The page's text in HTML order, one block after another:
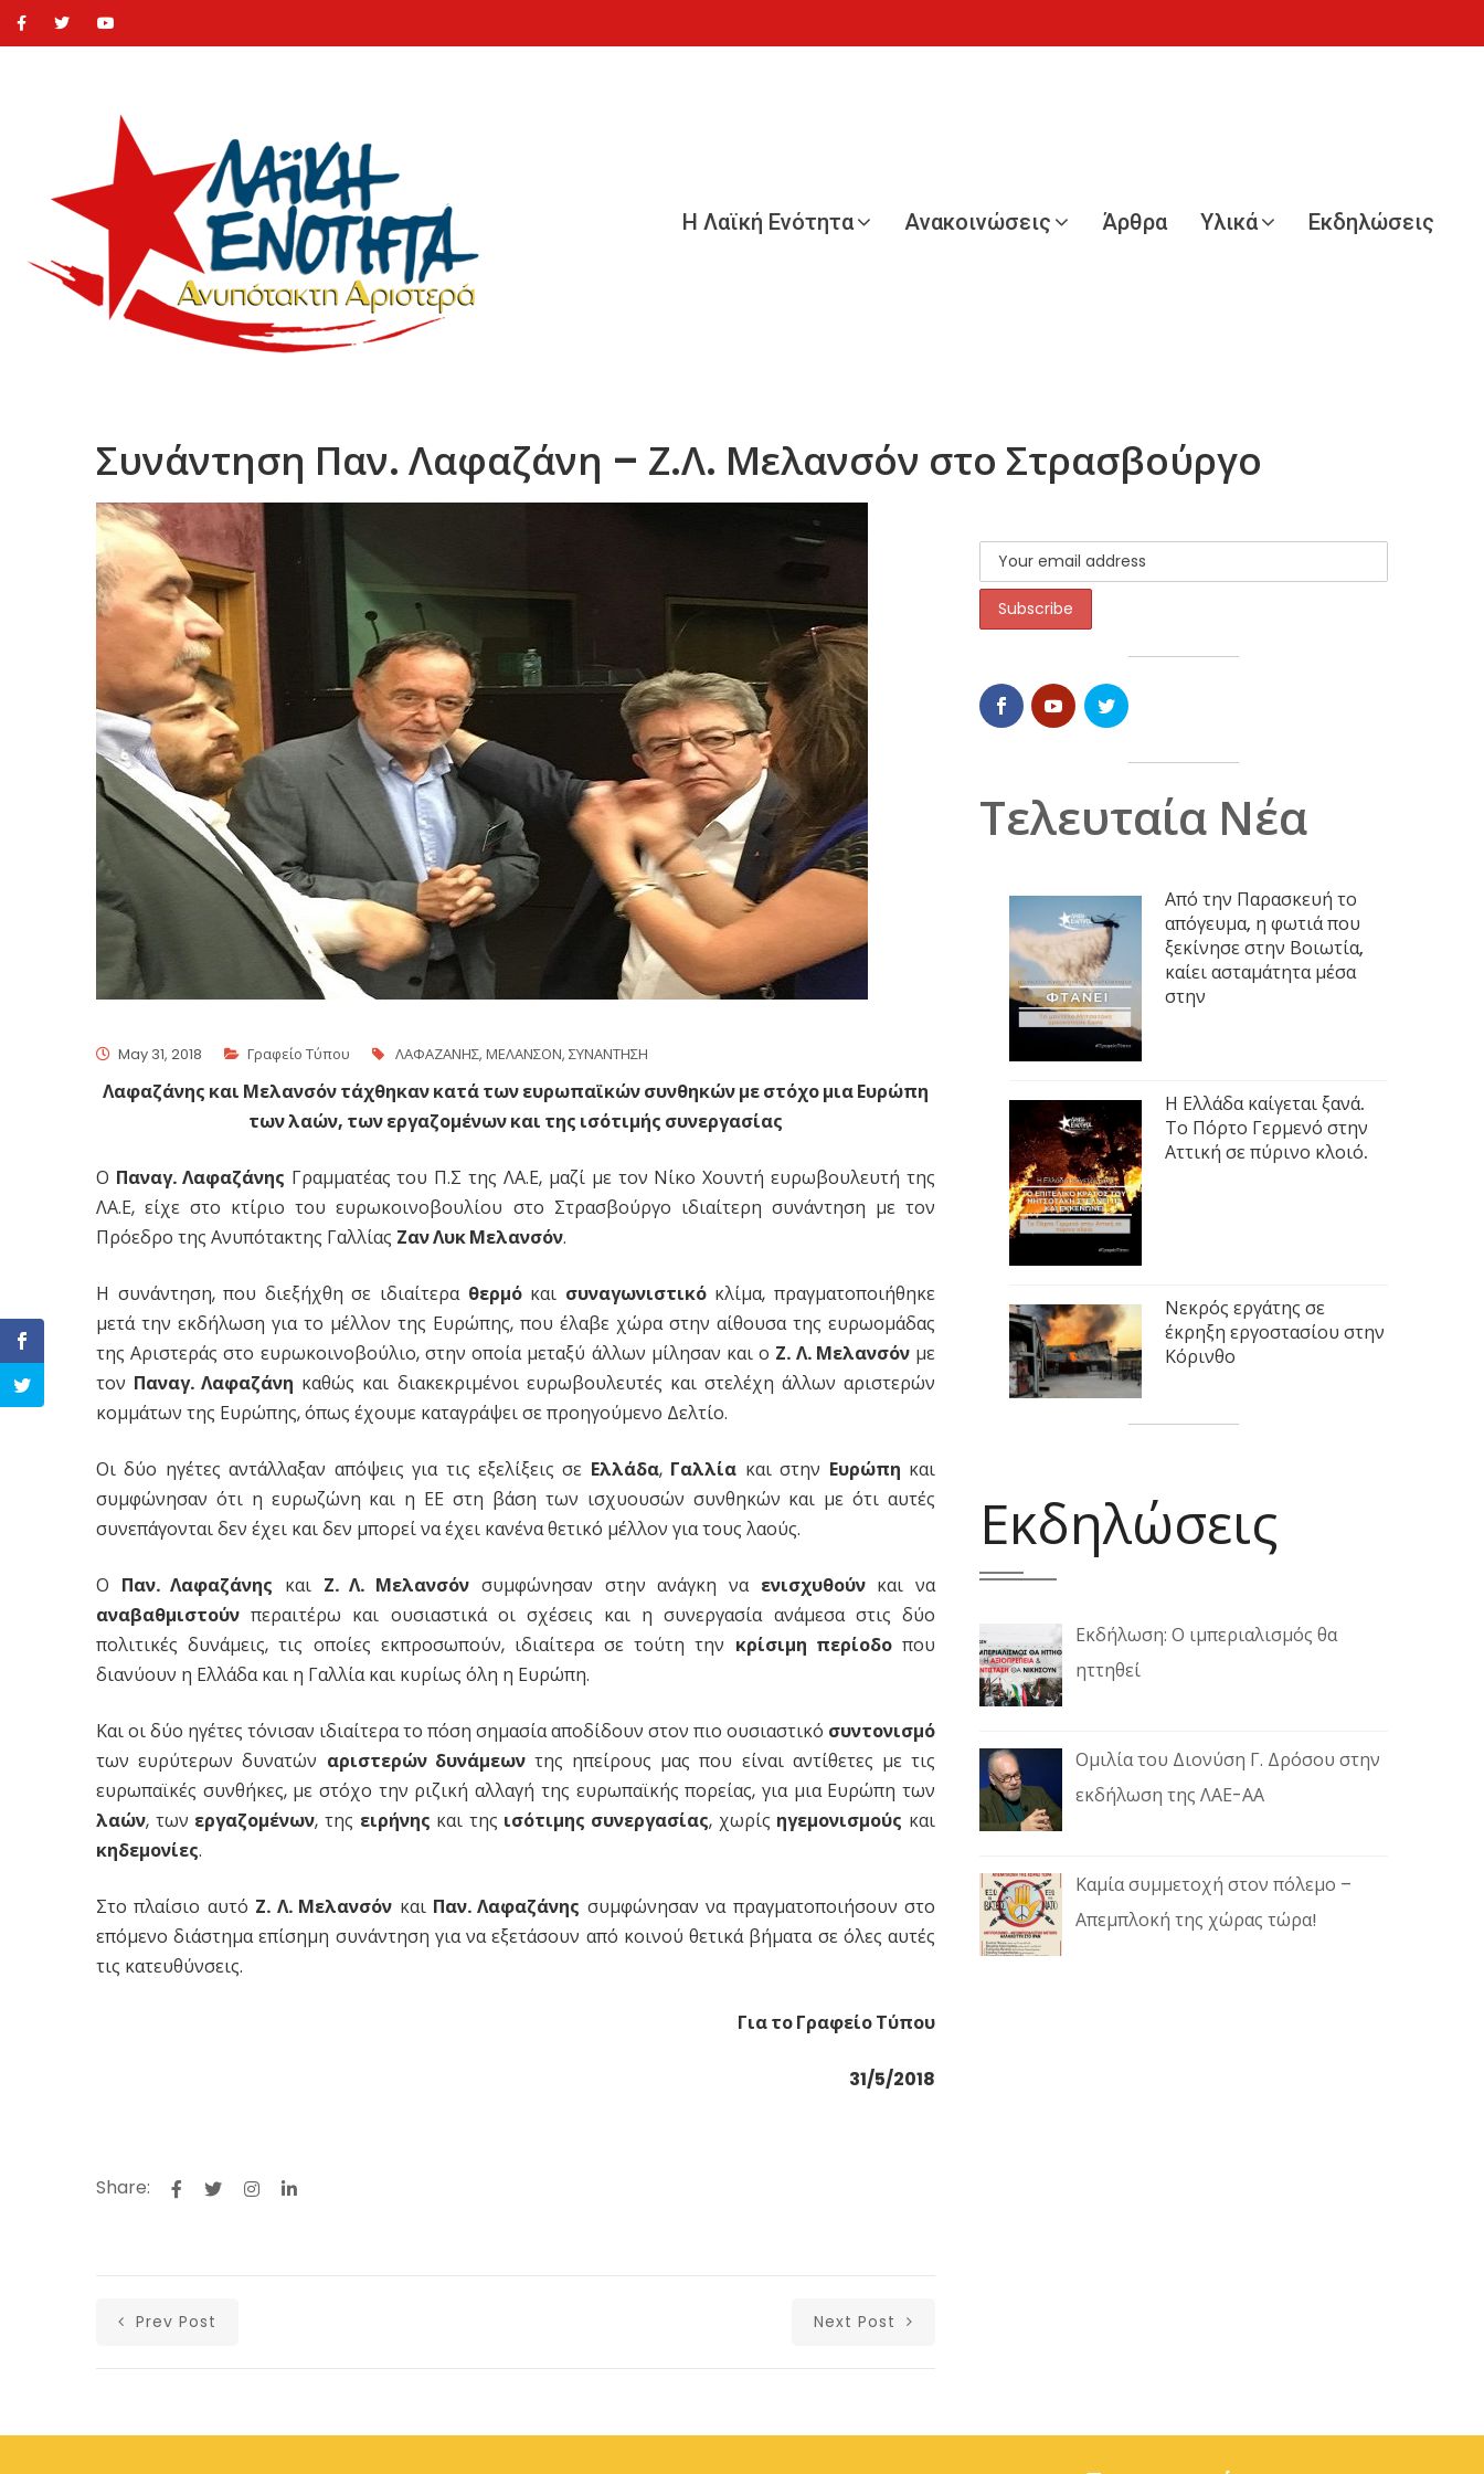
Η Λαϊκή Ενότητα Ανακοινώσεις Άρθρα Υλικά Εκδηλώσεις
Συνάντηση Παν. Λαφαζάνη – Ζ.Λ. Μελανσόν στο Στρασβούργο
May 31, 2018 Γραφείο Τύπου ΛΑΦΑΖΑΝΗΣ, ΜΕΛΑΝΣΟΝ, ΣΥΝΑΝΤΗΣΗ
Λαφαζάνης και Μελανσόν τάχθηκαν κατά των ευρωπαϊκών συνθηκών με στόχο μια Ευρώπη
των λαών, των εργαζομένων και της ισότιμής συνεργασίας
Ο Παναγ. Λαφαζάνης Γραμματέας του Π.Σ της ΛΑ.Ε, μαζί με τον Νίκο Χουντή ευρωβουλευτή της
ΛΑ.Ε, είχε στο κτίριο του ευρωκοινοβουλίου στο Στρασβούργο ιδιαίτερη συνάντηση με τον
Πρόεδρο της Ανυπότακτης Γαλλίας Ζαν Λυκ Μελανσόν.
Η συνάντηση, που διεξήχθη σε ιδιαίτερα θερμόκαι συναγωνιστικόκλίμα, πραγματοποιήθηκε
μετά την εκδήλωση για το μέλλον της Ευρώπης, που έλαβε χώρα στην αίθουσα της ευρωομάδας
της Αριστεράς στο ευρωκοινοβούλιο, στην οποία μεταξύ άλλων μίλησαν και ο Ζ. Λ. Μελανσόνμε
τον Παναγ. Λαφαζάνη καθώς και διακεκριμένοι ευρωβουλευτές και στελέχη άλλων αριστερών
κομμάτων της Ευρώπης, όπως έχουμε καταγράψει σε προηγούμενο Δελτίο.
Οι δύο ηγέτες αντάλλαξαν απόψεις για τις εξελίξεις σε Ελλάδα, Γαλλία και στην Ευρώπη και
συμφώνησαν ότι η ευρωζώνη και η ΕΕ στη βάση των ισχυουσών συνθηκών και με ότι αυτές
συνεπάγονται δεν έχει και δεν μπορεί να έχει κανένα θετικό μέλλον για τους λαούς.
Ο Παν. Λαφαζάνης και Ζ. Λ. Μελανσόν συμφώνησαν στην ανάγκη να ενισχυθούνκαι να
αναβαθμιστούν περαιτέρω και ουσιαστικά οι σχέσεις και η συνεργασία ανάμεσα στις δύο
πολιτικές δυνάμεις, τις οποίες εκπροσωπούν, ιδιαίτερα σε τούτη την κρίσιμη περίοδοπου
διανύουν η Ελλάδα και η Γαλλία και κυρίως όλη η Ευρώπη.
Και οι δύο ηγέτες τόνισαν ιδιαίτερα το πόση σημασία αποδίδουν στον πιο ουσιαστικό συντονισμό
των ευρύτερων δυνατών αριστερών δυνάμεωντης ηπείρους μας που είναι αντίθετες με τις
ευρωπαϊκές συνθήκες, με στόχο την ριζική αλλαγή της ευρωπαϊκής πορείας, για μια Ευρώπη των
λαών, των εργαζομένων, της ειρήνης και της ισότιμης συνεργασίας, χωρίς ηγεμονισμούς και
κηδεμονίες.
Στο πλαίσιο αυτό Ζ. Λ. Μελανσόν και Παν. Λαφαζάνης συμφώνησαν να πραγματοποιήσουν στο
επόμενο διάστημα επίσημη συνάντηση για να εξετάσουν από κοινού θετικά βήματα σε όλες αυτές
τις κατευθύνσεις.
Για το Γραφείο Τύπου
31/5/2018
Share:
Prev Post Next Post
Τελευταία Νέα
Από την Παρασκευή το
απόγευμα, η φωτιά που
ξεκίνησε στην Βοιωτία,
καίει ασταμάτητα μέσα
στην
Η Ελλάδα καίγεται ξανά.
Το Πόρτο Γερμενό στην
Αττική σε πύρινο κλοιό.
Νεκρός εργάτης σε
έκρηξη εργοστασίου στην
Κόρινθο
Εκδηλώσεις
Εκδήλωση: Ο ιμπεριαλισμός θα
ηττηθεί
Ομιλία του Διονύση Γ. Δρόσου στην
εκδήλωση της ΛΑΕ-ΑΑ
Καμία συμμετοχή στον πόλεμο –
Απεμπλοκή της χώρας τώρα!